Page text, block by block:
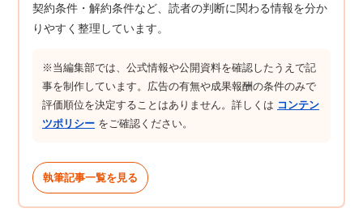
契約条件・解約条件など、読者の判断に関わる情報を分か
りやすく整理しています。
※当編集部では、公式情報や公開資料を確認したうえで記
事を制作しています。広告の有無や成果報酬の条件のみで
評価順位を決定することはありません。詳しくは コンテン
ツポリシー をご確認ください。
執筆記事一覧を見る